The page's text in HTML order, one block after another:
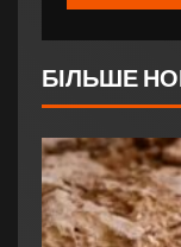
БІЛЬШЕ